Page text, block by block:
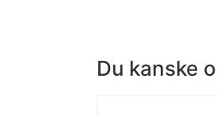
Du kanske